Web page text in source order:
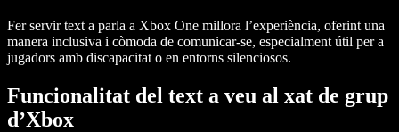
Fer servir text a parla a Xbox One millora l’experiència, oferint una
manera inclusiva i còmoda de comunicar-se, especialment útil per a
jugadors amb discapacitat o en entorns silenciosos.
Funcionalitat del text a veu al xat de grup
d’Xbox